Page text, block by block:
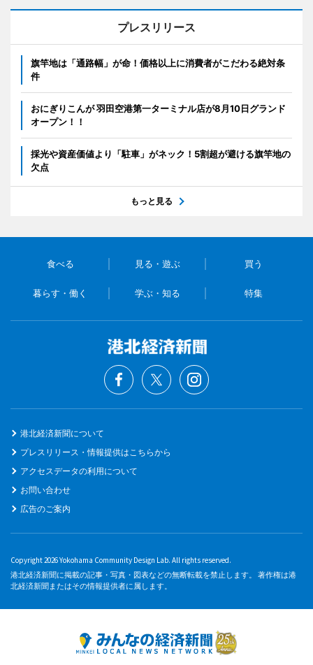
プレスリリース
旗竿地は「通路幅」が命！価格以上に消費者がこだわる絶対条
件
おにぎりこんが 羽田空港第一ターミナル店が8月10日グランド
オープン！！
採光や資産価値より「駐車」がネック！5割超が避ける旗竿地の
欠点
もっと見る
食べる 見る・遊ぶ 買う
暮らす・働く 学ぶ・知る 特集
港北経済新聞について
プレスリリース・情報提供はこちらから
アクセスデータの利用について
お問い合わせ
広告のご案内
Copyright 2026 Yokohama Community Design Lab. All rights reserved.
港北経済新聞に掲載の記事・写真・図表などの無断転載を禁止します。 著作権は港
北経済新聞またはその情報提供者に属します。